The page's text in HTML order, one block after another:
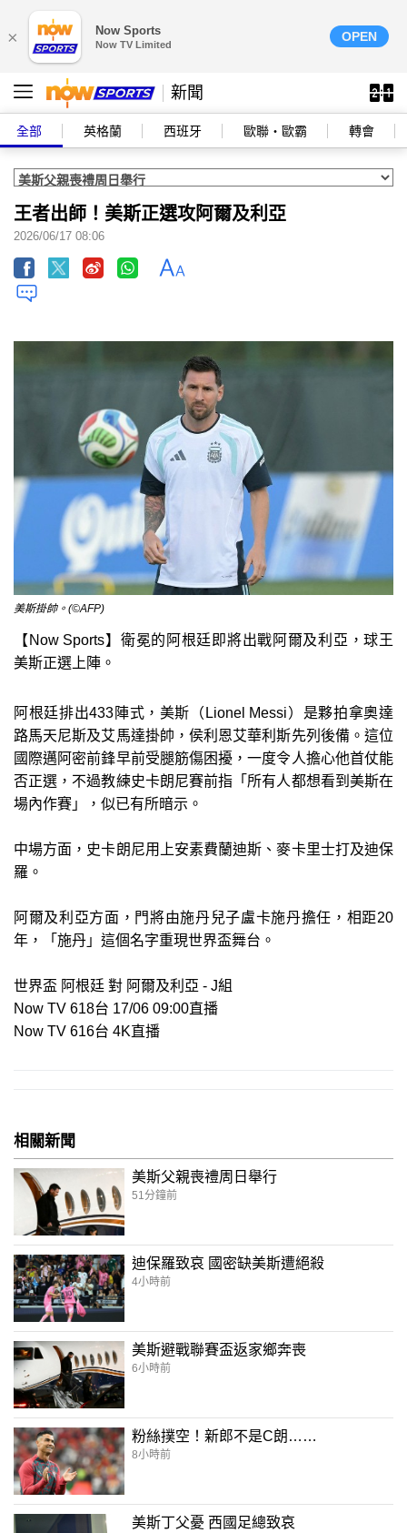
× Now Sports
Now TV Limited
OPEN
新聞
全部 英格蘭 西班牙 歐聯‧歐霸 轉會
王者出師！美斯正選攻阿爾及利亞
2026/06/17 08:06
美斯掛帥。(©AFP)
【Now Sports】衛冕的阿根廷即將出戰阿爾及利亞，球王
美斯正選上陣。
阿根廷排出433陣式，美斯（Lionel Messi）是夥拍拿奧達
路馬天尼斯及艾馬達掛帥，侯利恩艾華利斯先列後備。這位
國際邁阿密前鋒早前受腿筋傷困擾，一度令人擔心他首仗能
否正選，不過教練史卡朗尼賽前指「所有人都想看到美斯在
場內作賽」，似已有所暗示。
中場方面，史卡朗尼用上安素費蘭迪斯、麥卡里士打及迪保
羅。
阿爾及利亞方面，門將由施丹兒子盧卡施丹擔任，相距20
年，「施丹」這個名字重現世界盃舞台。
世界盃 阿根廷 對 阿爾及利亞 - J組
Now TV 618台 17/06 09:00直播
Now TV 616台 4K直播
相關新聞
美斯父親喪禮周日舉行
51分鐘前
迪保羅致哀 國密缺美斯遭絕殺
4小時前
美斯避戰聯賽盃返家鄉奔喪
6小時前
粉絲撲空！新郎不是C朗……
8小時前
美斯丁父憂 西國足總致哀